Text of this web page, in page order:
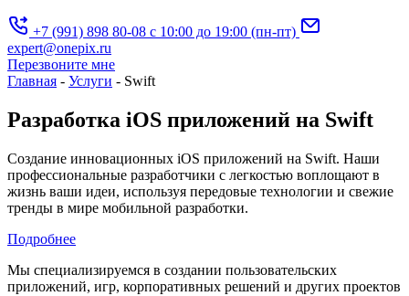
+7 (991) 898 80-08 с 10:00 до 19:00 (пн-пт)
expert@onepix.ru
Перезвоните мне
Главная - Услуги - Swift
Разработка iOS приложений на Swift
Создание инновационных iOS приложений на Swift. Наши
профессиональные разработчики с легкостью воплощают в
жизнь ваши идеи, используя передовые технологии и свежие
тренды в мире мобильной разработки.
Подробнее
Мы специализируемся в создании пользовательских
приложений, игр, корпоративных решений и других проектов